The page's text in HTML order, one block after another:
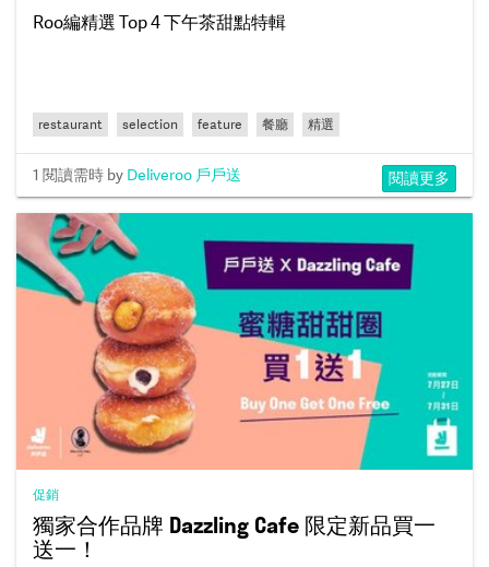
Roo編精選 Top 4 下午茶甜點特輯
restaurant selection feature 餐廳 精選
1 閱讀需時 by Deliveroo 戶戶送 閱讀更多
促銷
獨家合作品牌 Dazzling Cafe 限定新品買一
送一！